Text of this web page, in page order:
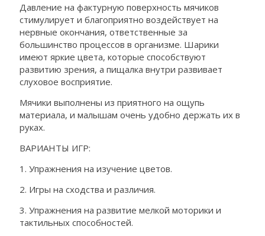
Давление на фактурную поверхность мячиков
стимулирует и благоприятно воздействует на
нервные окончания, ответственные за
большинство процессов в организме. Шарики
имеют яркие цвета, которые способствуют
развитию зрения, а пищалка внутри развивает
слуховое восприятие.
Мячики выполнены из приятного на ощупь
материала, и малышам очень удобно держать их в
руках.
ВАРИАНТЫ ИГР:
1. Упражнения на изучение цветов.
2. Игры на сходства и различия.
3. Упражнения на развитие мелкой моторики и
тактильных способностей.